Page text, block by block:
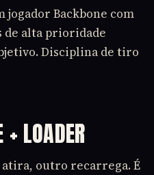
jogador Backbone com
de alta prioridade
Disciplina de tiro
+ LOADER
atira, outro recarrega. É